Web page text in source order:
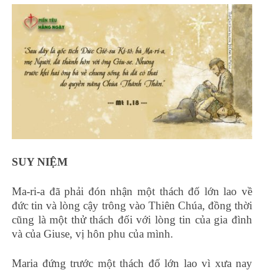
SUY NIỆM
Ma-ri-a đã phải đón nhận một thách đố lớn lao về
đức tin và lòng cậy trông vào Thiên Chúa, đồng thời
cũng là một thử thách đối với lòng tin của gia đình
và của Giuse, vị hôn phu của mình.
Maria đứng trước một thách đố lớn lao vì xưa nay